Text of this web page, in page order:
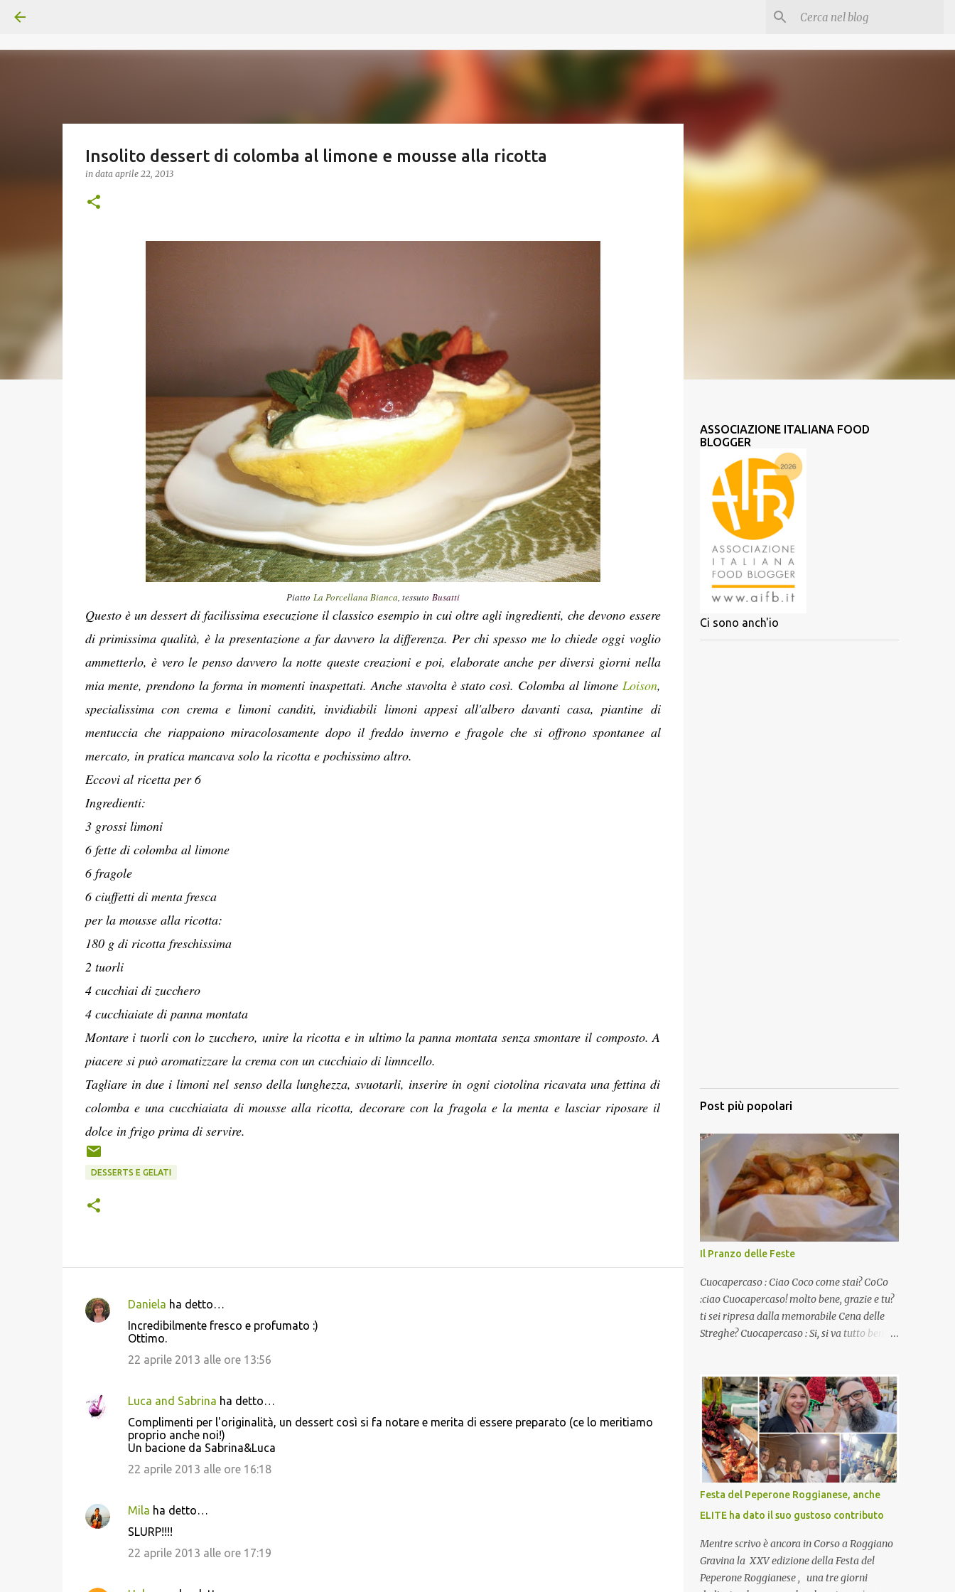
Insolito dessert di colomba al limone e mousse alla ricotta
in data aprile 22, 2013
Piatto La Porcellana Bianca, tessuto Busatti
Questo è un dessert di facilissima esecuzione il classico esempio in cui oltre agli ingredienti, che devono essere
di primissima qualità, è la presentazione a far davvero la differenza. Per chi spesso me lo chiede oggi voglio
ammetterlo, è vero le penso davvero la notte queste creazioni e poi, elaborate anche per diversi giorni nella
mia mente, prendono la forma in momenti inaspettati. Anche stavolta è stato così. Colomba al limone Loison,
specialissima con crema e limoni canditi, invidiabili limoni appesi all'albero davanti casa, piantine di
mentuccia che riappaiono miracolosamente dopo il freddo inverno e fragole che si offrono spontanee al
mercato, in pratica mancava solo la ricotta e pochissimo altro.
Eccovi al ricetta per 6
Ingredienti:
3 grossi limoni
6 fette di colomba al limone
6 fragole
6 ciuffetti di menta fresca
per la mousse alla ricotta:
180 g di ricotta freschissima
2 tuorli
4 cucchiai di zucchero
4 cucchiaiate di panna montata
Montare i tuorli con lo zucchero, unire la ricotta e in ultimo la panna montata senza smontare il composto. A
piacere si può aromatizzare la crema con un cucchiaio di limncello.
Tagliare in due i limoni nel senso della lunghezza, svuotarli, inserire in ogni ciotolina ricavata una fettina di
colomba e una cucchiaiata di mousse alla ricotta, decorare con la fragola e la menta e lasciar riposare il
dolce in frigo prima di servire.
DESSERTS E GELATI
C
n
Daniela ha detto…
Incredibilmente fresco e profumato :)
Ottimo.
22 aprile 2013 alle ore 13:56
Luca and Sabrina ha detto…
Complimenti per l'originalità, un dessert così si fa notare e merita di essere preparato (ce lo meritiamo
proprio anche noi!)
Un bacione da Sabrina&Luca
22 aprile 2013 alle ore 16:18
Mila ha detto…
SLURP!!!!
22 aprile 2013 alle ore 17:19
ASSOCIAZIONE ITALIANA FOOD
BLOGGER
Ci sono anch'io
Post più popolari
Il Pranzo delle Feste
Cuocapercaso : Ciao Coco come stai? CoCo
:ciao Cuocapercaso! molto bene, grazie e tu?
ti sei ripresa dalla memorabile Cena delle
Streghe? Cuocapercaso : Si, si va tutto bene…
virtuale! CoCo : Eh già!! E adesso con le feste
che arrivano chissà che mangiate…a
proposito Cuoca cosa prepari domenica per
pranzo, racconta un po'! Perchè io avrò ospiti
e cerco degli spunti... Cuocapercaso : A dire il
vero domenica prossima non preparo nulla
perché vado al Pranzo Aziendale di fine
anno organizzato dai mie capi! CoCo :
Pranzo aziendale? Una bella idea!
Cuocapercaso : si, è un modo per riunirsi
tutti a fine anno e tirare le somme…
naturalmente mangiando tutti insieme, con
grande convivialità! CoCo : è naturale il cibo,
Festa del Peperone Roggianese, anche
ELITE ha dato il suo gustoso contributo
Mentre scrivo è ancora in Corso a Roggiano
Gravina la XXV edizione della Festa del
Peperone Roggianese , una tre giorni